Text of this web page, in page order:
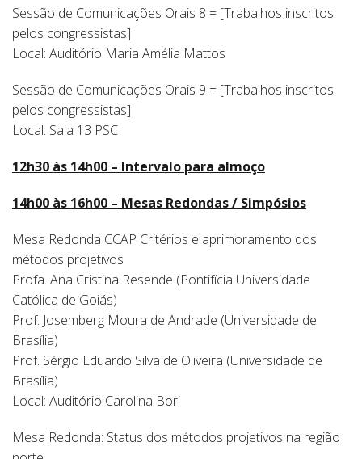
Sessão de Comunicações Orais 8 = [Trabalhos inscritos
pelos congressistas]
Local: Auditório Maria Amélia Mattos
Sessão de Comunicações Orais 9 = [Trabalhos inscritos
pelos congressistas]
Local: Sala 13 PSC
12h30 às 14h00 – Intervalo para almoço
14h00 às 16h00 – Mesas Redondas / Simpósios
Mesa Redonda CCAP Critérios e aprimoramento dos
métodos projetivos
Profa. Ana Cristina Resende (Pontifícia Universidade
Católica de Goiás)
Prof. Josemberg Moura de Andrade (Universidade de
Brasília)
Prof. Sérgio Eduardo Silva de Oliveira (Universidade de
Brasília)
Local: Auditório Carolina Bori
Mesa Redonda: Status dos métodos projetivos na região